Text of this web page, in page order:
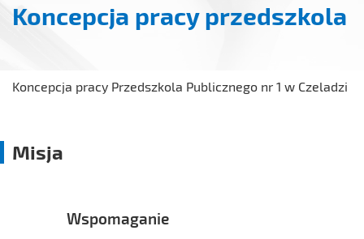
Koncepcja pracy przedszkola
Koncepcja pracy Przedszkola Publicznego nr 1 w Czeladzi
Misja
Wspomaganie